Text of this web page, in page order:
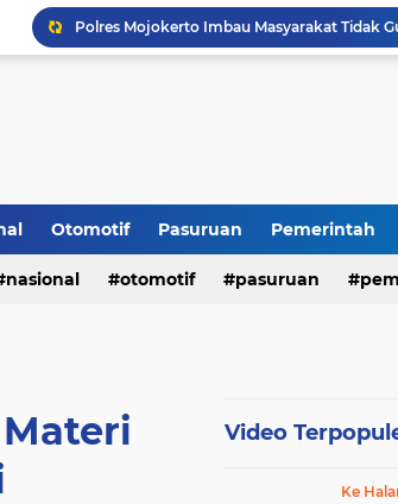
Otomotif Pasuruan Pemerintah
nasional otomotif pasuruan
Video
Ke